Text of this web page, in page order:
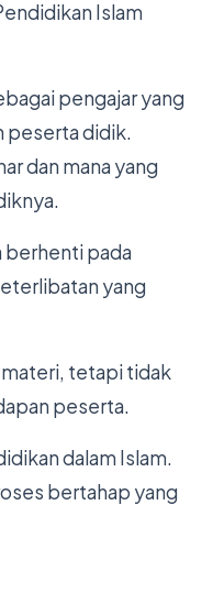
Islam
pengajar yang
peserta didik.
dan mana yang
berhenti pada
yang
materi, tetapi tidak
peserta.
dalam Islam.
bertahap yang